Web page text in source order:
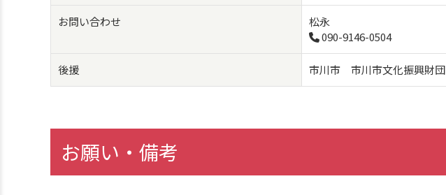
お問い合わせ
松永
090-9146-0504
後援 市川市 市川市文化振興財団
お願い・備考